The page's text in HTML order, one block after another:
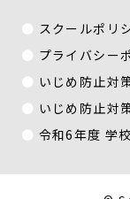
スクールポリ
プライバシー
いじめ防止対
いじめ防止対
令和6年度 学